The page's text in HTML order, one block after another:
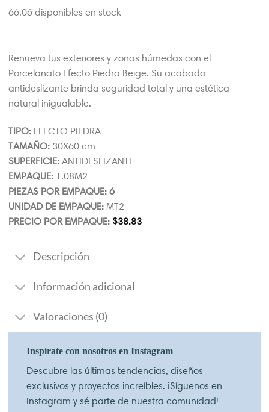
66.06 disponibles en stock
Renueva tus exteriores y zonas húmedas con el
Porcelanato Efecto Piedra Beige. Su acabado
antideslizante brinda seguridad total y una estética
natural inigualable.
TIPO: EFECTO PIEDRA
TAMAÑO: 30X60 cm
SUPERFICIE: ANTIDESLIZANTE
EMPAQUE: 1.08M2
PIEZAS POR EMPAQUE: 6
UNIDAD DE EMPAQUE: MT2
PRECIO POR EMPAQUE: $38.83
Descripción
Información adicional
Valoraciones (0)
Inspírate con nosotros en Instagram
Descubre las últimas tendencias, diseños
exclusivos y proyectos increíbles. ¡Síguenos en
Instagram y sé parte de nuestra comunidad!